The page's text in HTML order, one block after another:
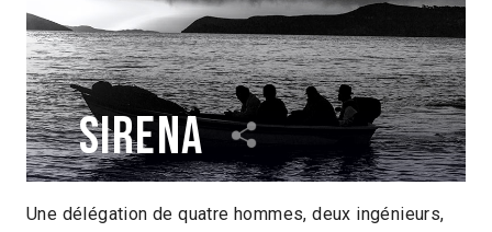
Sirena
Carlos Piñeiro Bolivie 2019
1h15
Une délégation de quatre hommes, deux ingénieurs,